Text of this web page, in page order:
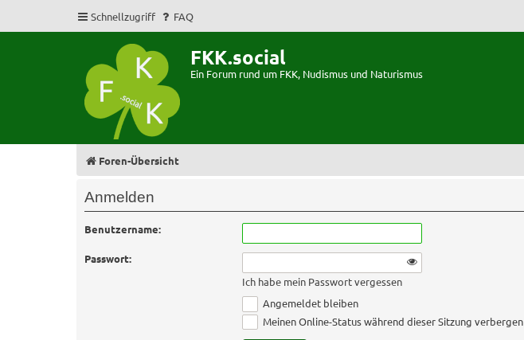
Schnellzugriff FAQ
FKK.social
Ein Forum rund um FKK, Nudismus und Naturismus
Foren-Übersicht
Anmelden
Benutzername:
Passwort:
Ich habe mein Passwort vergessen
Angemeldet bleiben
Meinen Online-Status während dieser Sitzung verbergen